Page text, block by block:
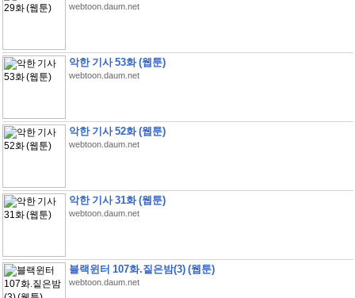
webtoon.daum.net
악한 기사 53화 (웹툰)
webtoon.daum.net
악한 기사 52화 (웹툰)
webtoon.daum.net
악한 기사 31화 (웹툰)
webtoon.daum.net
블랙윈터 107화.짙은밤(3) (웹툰)
webtoon.daum.net